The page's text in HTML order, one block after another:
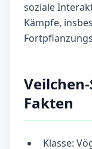
soziale
Kämpfe,
Fakten
Klasse: